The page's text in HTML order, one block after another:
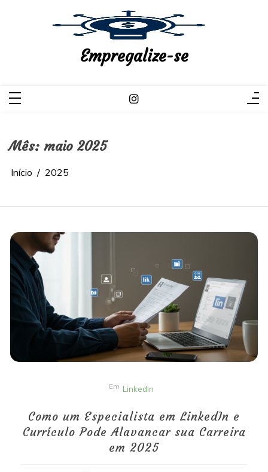
Empregalize-se
Mês: maio 2025
Início 2025
Em Linkedin
Como um Especialista em LinkedIn e
Currículo Pode Alavancar sua Carreira
em 2025